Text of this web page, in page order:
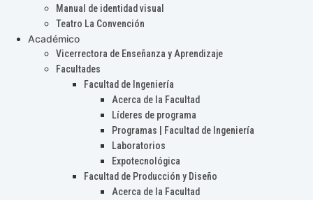
Manual de identidad visual
Teatro La Convención
Académico
Vicerrectora de Enseñanza y Aprendizaje
Facultades
Facultad de Ingeniería
Acerca de la Facultad
Líderes de programa
Programas | Facultad de Ingeniería
Laboratorios
Expotecnológica
Facultad de Producción y Diseño
Acerca de la Facultad